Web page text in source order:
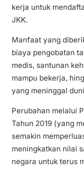
kerja untuk
JKK.
Manfaat yang
biaya pengobatan
medis, santunan
mampu bekerja,
yang meninggal
Perubahan melalui
Tahun 2019 (yang
semakin
meningkatkan nilai
negara untuk terus